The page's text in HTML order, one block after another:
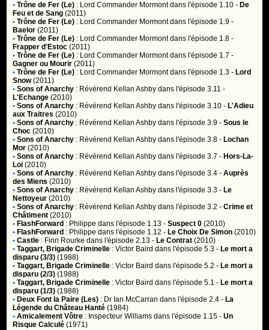
• Trône de Fer (Le) : Lord Commander Mormontdans l'épisode 1.10 - De
Feu et de Sang (2011)
• Trône de Fer (Le) : Lord Commander Mormontdans l'épisode 1.9 -
Baelor (2011)
• Trône de Fer (Le) : Lord Commander Mormontdans l'épisode 1.8 -
Frapper d'Estoc (2011)
• Trône de Fer (Le) : Lord Commander Mormontdans l'épisode 1.7 -
Gagner ou Mourir (2011)
• Trône de Fer (Le) : Lord Commander Mormontdans l'épisode 1.3 - Lord
Snow(2011)
• Sons of Anarchy : Révérend Kellan Ashby dans l'épisode 3.11 -
L'Echange (2010)
• Sons of Anarchy : Révérend Kellan Ashby dans l'épisode 3.10 - L'Adieu
aux Traitres (2010)
• Sons of Anarchy : Révérend Kellan Ashby dans l'épisode 3.9 -Sous le
Choc (2010)
• Sons of Anarchy : Révérend Kellan Ashby dans l'épisode 3.8 - Lochan
Mor (2010)
• Sons of Anarchy : Révérend Kellan Ashby dans l'épisode 3.7 - Hors-La-
Loi (2010)
• Sons of Anarchy : Révérend Kellan Ashby dans l'épisode 3.4 -Auprès
des Miens (2010)
• Sons of Anarchy : Révérend Kellan Ashby dans l'épisode 3.3 - Le
Nettoyeur (2010)
• Sons of Anarchy : Révérend Kellan Ashby dans l'épisode 3.2 -Crime et
Châtiment (2010)
• FlashForward : Philippe dans l'épisode 1.13 -Suspect 0 (2010)
• FlashForward : Philippe dans l'épisode 1.12 - Le Choix De Simon (2010)
• Castle : Finn Rourke dans l'épisode 2.13 - Le Contrat (2010)
• Taggart, Brigade Criminelle :Victor Baird dans l'épisode 5.3 - Le mort a
disparu (3/3) (1988)
• Taggart, Brigade Criminelle :Victor Baird dans l'épisode 5.2 - Le mort a
disparu (2/3) (1988)
• Taggart, Brigade Criminelle :Victor Baird dans l'épisode 5.1 - Le mort a
disparu (1/3) (1988)
• Deux Font la Paire (Les) : Dr Ian McCarran dans l'épisode 2.4 - La
Légende du Château Hanté (1984)
• Amicalement Vôtre : Inspecteur Williams dans l'épisode 1.15 -Un
Risque Calculé (1971)